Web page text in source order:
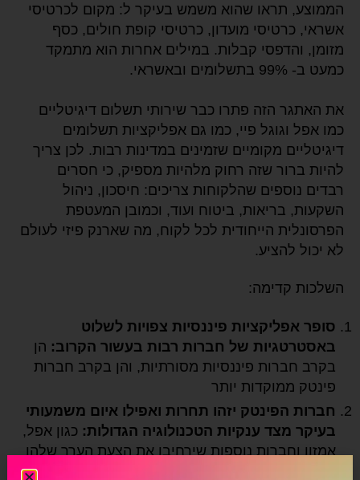
הממוצע, תראו שהוא משמש בעיקר ל: מקום לכרטיסי
אשראי, כרטיסי מועדון, כרטיסי קופת חולים, כסף
מזומן, והדפסי קבלות. במילים אחרות הוא מתמקד
כמעט ב- 99% בתשלומים ובאשראי.
את האתגר הזה פתרו כבר שירותי תשלום דיגיטליים
כמו אפל וגוגל פיי, כמו גם אפליקציות תשלומים
דיגיטליים מקומיים שזמינים במדינות רבות. לכן צריך
להיות ברור שזה רחוק מלהיות מספיק, כי חסרים
רבדים נוספים שהלקוחות צריכים: חיסכון, ניהול
השקעות, בריאות, ביטוח ועוד, וכמובן המעטפת
הפרסונלית הייחודית לכל לקוח, מה שארנק פיזי לעולם
לא יכול להציע.
השלכות קדימה:
סופר אפליקציות פיננסיות צפויות לשלוט
באסטרטגיות של חברות רבות בעשור הקרוב: הן
בקרב חברות פיננסיות מסורתיות, והן בקרב חברות
פינטק ממוקדות יותר
חברות הפינטק יזהו תחרות ואפילו איום משמעותי
בעיקר מצד ענקיות הטכנולוגיה הגדולות: כגון אפל,
אמזון וחברות נוספות שירחיבו את הצעת הערך שלהן
ובכך יתחרו בשחקנים קטנים יותר. בדיוק היום קראתי